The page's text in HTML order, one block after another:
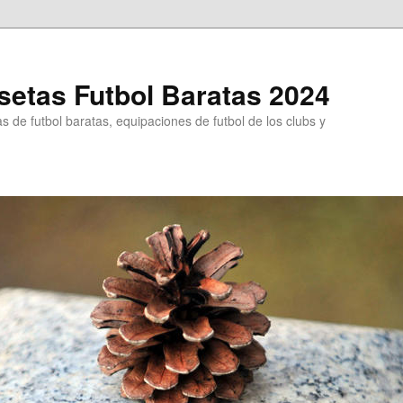
Futbol Baratas 2024
de futbol baratas, equipaciones de futbol de los clubs y